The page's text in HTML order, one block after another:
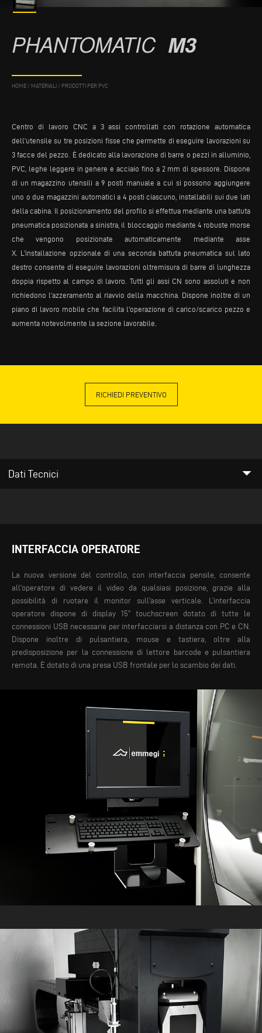
PHANTOMATIC M3
HOME / MATERIALI / PRODOTTI PER PVC
Centro di lavoro CNC a 3 assi controllati con rotazione automatica
dell’utensile su tre posizioni fisse che permette di eseguire lavorazioni su
3 facce del pezzo. È dedicato alla lavorazione di barre o pezzi in alluminio,
PVC, leghe leggere in genere e acciaio fino a 2 mm di spessore. Dispone
di un magazzino utensili a 9 posti manuale a cui si possono aggiungere
uno o due magazzini automatici a 4 posti ciascuno, installabili sui due lati
della cabina. Il posizionamento del profilo si effettua mediante una battuta
pneumatica posizionata a sinistra, il bloccaggio mediante 4 robuste morse
che vengono posizionate automaticamente mediante asse
X. L’installazione opzionale di una seconda battuta pneumatica sul lato
destro consente di eseguire lavorazioni oltremisura di barre di lunghezza
doppia rispetto al campo di lavoro. Tutti gli assi CN sono assoluti e non
richiedono l’azzeramento al riavvio della macchina. Dispone inoltre di un
piano di lavoro mobile che facilita l’operazione di carico/scarico pezzo e
aumenta notevolmente la sezione lavorabile.
RICHIEDI PREVENTIVO
Dati Tecnici arrow_drop_down
INTERFACCIA OPERATORE
La nuova versione del controllo, con interfaccia pensile, consente
all'operatore di vedere il video da qualsiasi posizione, grazie alla
possibilità di ruotare il monitor sull'asse verticale. L’interfaccia
operatore dispone di display 15" touchscreen dotato di tutte le
connessioni USB necessarie per interfacciarsi a distanza con PC e CN.
Dispone inoltre di pulsantiera, mouse e tastiera, oltre alla
predisposizione per la connessione di lettore barcode e pulsantiera
remota. È dotato di una presa USB frontale per lo scambio dei dati.